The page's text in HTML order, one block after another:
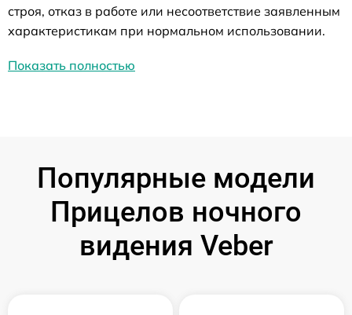
строя, отказ в работе или несоответствие заявленным
характеристикам при нормальном использовании.
Показать полностью
Популярные модели
Прицелов ночного
видения Veber